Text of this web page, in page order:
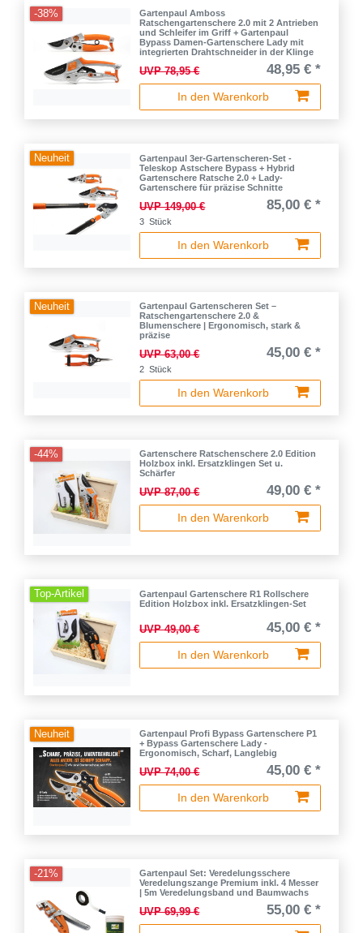
-38%
Gartenpaul Amboss
Ratschengartenschere 2.0 mit 2 Antrieben
und Schleifer im Griff + Gartenpaul
Bypass Damen-Gartenschere Lady mit
integrierten Drahtschneider in der Klinge
UVP 78,95 € 48,95 € *
In den Warenkorb
Neuheit
Gartenpaul 3er-Gartenscheren-Set -
Teleskop Astschere Bypass + Hybrid
Gartenschere Ratsche 2.0 + Lady-
Gartenschere für präzise Schnitte
UVP 149,00 € 85,00 € *
3 Stück
In den Warenkorb
Neuheit
Gartenpaul Gartenscheren Set –
Ratschengartenschere 2.0 &
Blumenschere | Ergonomisch, stark &
präzise
UVP 63,00 € 45,00 € *
2 Stück
In den Warenkorb
-44%
Gartenschere Ratschenschere 2.0 Edition
Holzbox inkl. Ersatzklingen Set u.
Schärfer
UVP 87,00 € 49,00 € *
In den Warenkorb
Top-Artikel
Gartenpaul Gartenschere R1 Rollschere
Edition Holzbox inkl. Ersatzklingen-Set
UVP 49,00 € 45,00 € *
In den Warenkorb
Neuheit
Gartenpaul Profi Bypass Gartenschere P1
+ Bypass Gartenschere Lady -
Ergonomisch, Scharf, Langlebig
UVP 74,00 € 45,00 € *
In den Warenkorb
-21%
Gartenpaul Set: Veredelungsschere
Veredelungszange Premium inkl. 4 Messer
| 5m Veredelungsband und Baumwachs
UVP 69,99 € 55,00 € *